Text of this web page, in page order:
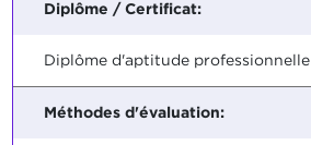
Diplôme / Certificat:
Diplôme d'aptitude professionnelle
Méthodes d'évaluation: